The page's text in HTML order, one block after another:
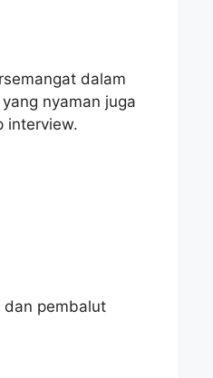
dalam
nyaman juga
interview.
dan pembalut